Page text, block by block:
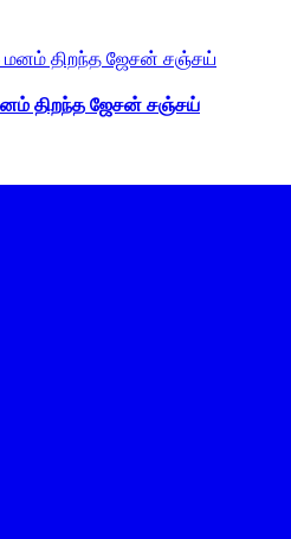
திறந்த ஜேசன் சஞ்சய்